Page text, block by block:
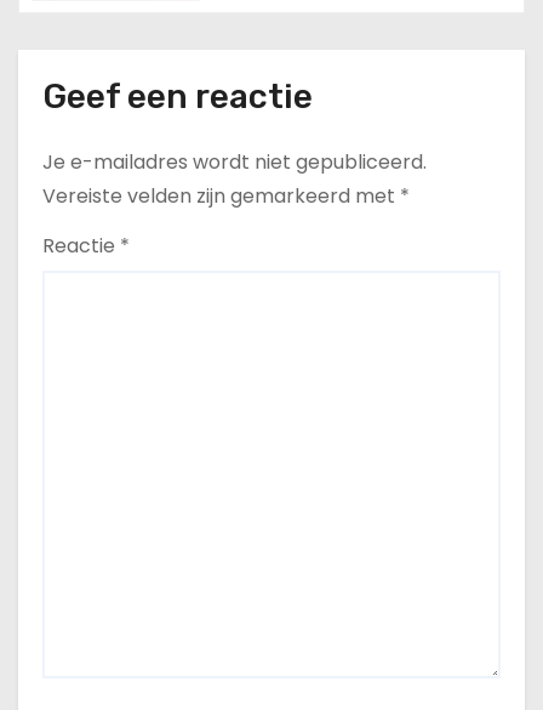
Geef een reactie
Je e-mailadres wordt niet gepubliceerd.
Vereiste velden zijn gemarkeerd met *
Reactie *